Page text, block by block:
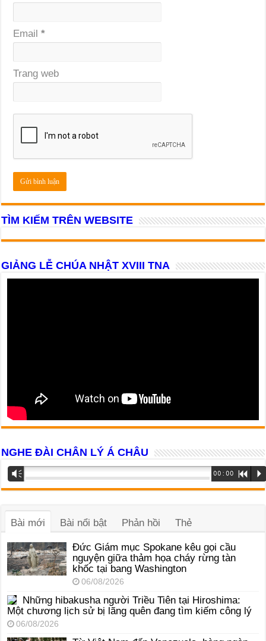
Email*
Trang web
TÌM KIẾM TRÊN WEBSITE
GIẢNG LỄ CHÚA NHẬT XVIII TNA
NGHE ĐÀI CHÂN LÝ Á CHÂU
Trình
phát
âm
Vm 00:00 R P
Bài mới Bài nổi bật Phản hồi Thẻ
Đức Giám mục Spokane kêu gọi cầu
nguyện giữa thảm họa cháy rừng tàn
khốc tại bang Washington
06/08/2026
Những hibakusha người Triều Tiên tại Hiroshima:
Một chương lịch sử bị lãng quên đang tìm kiếm công lý
06/08/2026